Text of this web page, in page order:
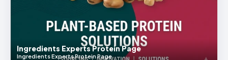
Ingredients Experts Protein Page
Ingredients Experts Protein Page